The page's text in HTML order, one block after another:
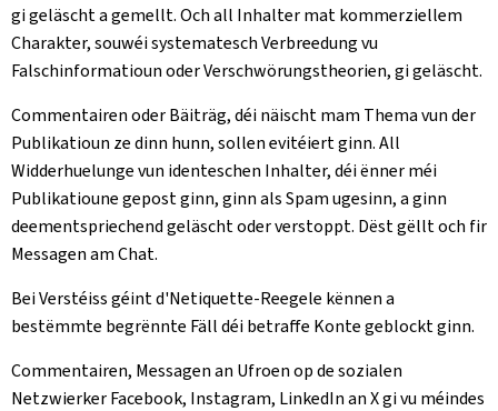
gi geläscht a gemellt. Och all Inhalter mat kommerziellem
Charakter, souwéi systematesch Verbreedung vu
Falschinformatioun oder Verschwörungstheorien, gi geläscht.
Commentairen oder Bäiträg, déi näischt mam Thema vun der
Publikatioun ze dinn hunn, sollen evitéiert ginn. All
Widderhuelunge vun identeschen Inhalter, déi ënner méi
Publikatioune gepost ginn, ginn als Spam ugesinn, a ginn
deementspriechend geläscht oder verstoppt. Dëst gëllt och fir
Messagen am Chat.
Bei Verstéiss géint d'Netiquette-Reegele kënnen a
bestëmmte begrënnte Fäll déi betraffe Konte geblockt ginn.
Commentairen, Messagen an Ufroen op de sozialen
Netzwierker Facebook, Instagram, LinkedIn an X gi vu méindes